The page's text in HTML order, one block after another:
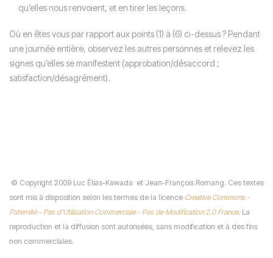
qu’elles nous renvoient, et en tirer les leçons.
Où en êtes vous par rapport aux points (1) à (6) ci-dessus ? Pendant
une journée entière, observez les autres personnes et relevez les
signes qu’elles se manifestent (approbation/désaccord ;
satisfaction/désagrément).
© Copyright 2009 Luc Élias-Kawada et Jean-François Romang. Ces textes
sont mis à disposition selon les termes de la licence Creative Commons -
Paternité - Pas d’Utilisation Commerciale - Pas de Modification 2.0 France. La
reproduction et la diffusion sont autorisées, sans modification et à des fins
non commerciales.